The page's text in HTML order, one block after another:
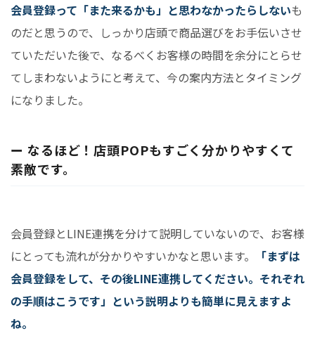
会員登録って「また来るかも」と思わなかったらしないも
のだと思うので、しっかり店頭で商品選びをお手伝いさせ
ていただいた後で、なるべくお客様の時間を余分にとらせ
てしまわないようにと考えて、今の案内方法とタイミング
になりました。
ー なるほど！店頭POPもすごく分かりやすくて
素敵です。
会員登録とLINE連携を分けて説明していないので、お客様
にとっても流れが分かりやすいかなと思います。
「まずは
会員登録をして、その後LINE連携してください。それぞれ
の手順はこうです」という説明よりも簡単に見えますよ
ね。